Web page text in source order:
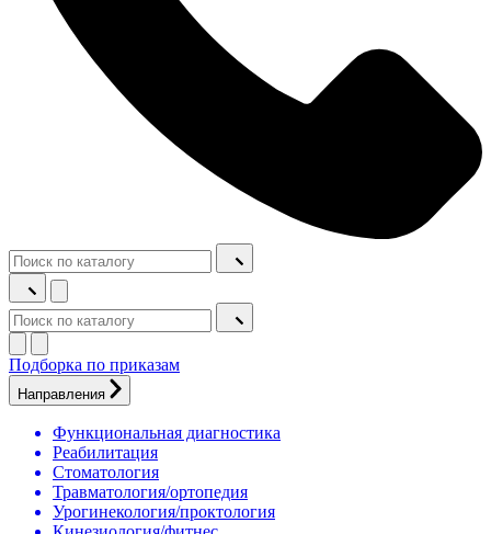
Подборка по приказам
Направления
Функциональная диагностика
Реабилитация
Стоматология
Травматология/ортопедия
Урогинекология/проктология